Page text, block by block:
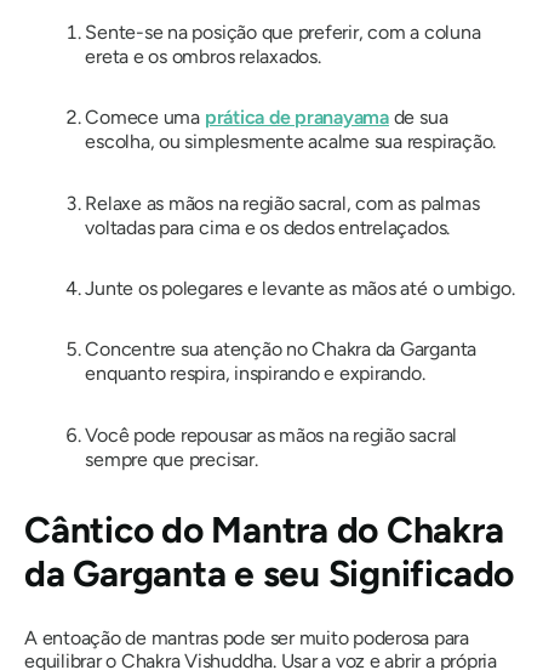
Sente-se na posição que preferir, com a coluna
ereta e os ombros relaxados.
Comece uma prática de pranayamade sua
escolha, ou simplesmente acalme sua respiração.
Relaxe as mãos na região sacral, com as palmas
voltadas para cima e os dedos entrelaçados.
Junte os polegares e levante as mãos até o umbigo.
Concentre sua atenção no Chakra da Garganta
enquanto respira, inspirando e expirando.
Você pode repousar as mãos na região sacral
sempre que precisar.
Cântico do Mantra do Chakra
da Garganta e seu Significado
A entoação de mantras pode ser muito poderosa para
equilibrar o Chakra Vishuddha. Usar a voz e abrir a própria